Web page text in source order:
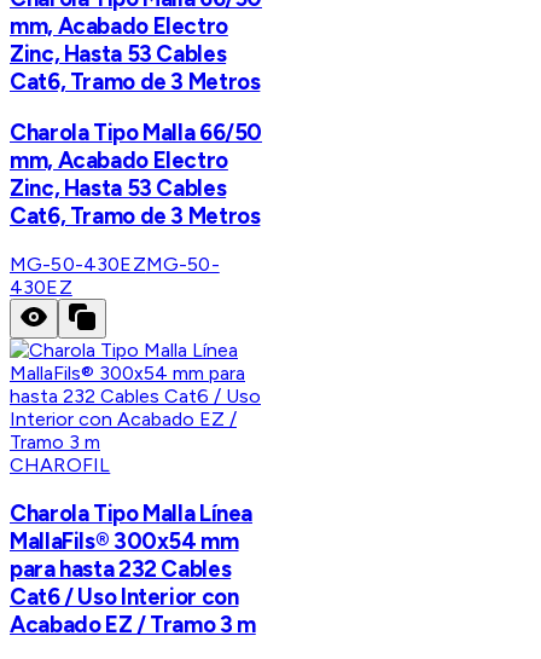
mm, Acabado Electro
Zinc, Hasta 53 Cables
Cat6, Tramo de 3 Metros
Charola Tipo Malla 66/50
mm, Acabado Electro
Zinc, Hasta 53 Cables
Cat6, Tramo de 3 Metros
MG-50-430EZMG-50-
430EZ
CHAROFIL
Charola Tipo Malla Línea
MallaFils® 300x54 mm
para hasta 232 Cables
Cat6 / Uso Interior con
Acabado EZ / Tramo 3 m